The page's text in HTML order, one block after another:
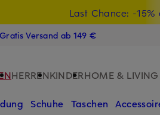
Last Chance: -
15€-
Gratis Versand ab 149 €
HERRENKINDERHOME & LIVING
Schuhe Taschen